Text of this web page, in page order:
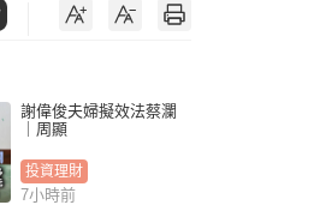
謝偉俊夫婦擬效法蔡瀾
｜周顯
投資理財
7小時前